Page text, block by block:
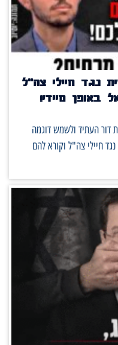
נגד חיילי צה"ל
באופן מיידי!
דור העתיד ולשמש דוגמה
חיילי צה"ל וקורא להם